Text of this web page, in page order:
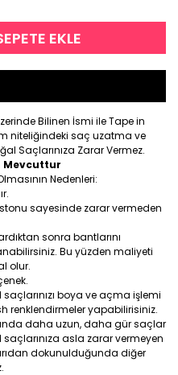
EKLE
Bilinen İsmi ile Tape in
niteliğindeki saç uzatma ve
Saçlarınıza Zarar Vermez.
Mevcuttur
Nedenleri:
sayesinde zarar vermeden
sonra bantlarını
Bu yüzden maliyeti
olur.
boya ve açma işlemi
renklendirmeler yapabilirisiniz.
daha uzun, daha gür saçlar
asla zarar vermeyen
dokunulduğunda diğer